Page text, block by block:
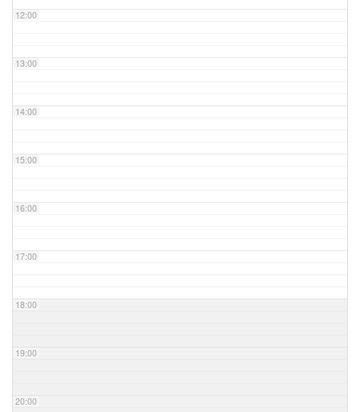
12:00
13:00
14:00
15:00
16:00
17:00
18:00
19:00
20:00